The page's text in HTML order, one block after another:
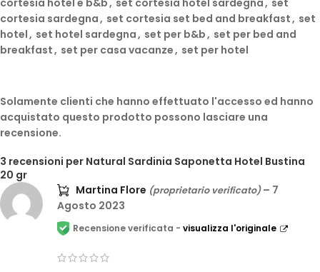
cortesia sardegna, set cortesia set bed and breakfast, set
hotel, set hotel sardegna, set per b&b, set per bed and
breakfast, set per casa vacanze, set per hotel
3 recensioni per Natural Sardinia Saponetta Hotel Bustina
20 gr
Martina Flore (proprietario verificato) – 7
Agosto 2023
Recensione verificata - visualizza l'originale
Solamente clienti che hanno effettuato l'accesso ed hanno
acquistato questo prodotto possono lasciare una
recensione.